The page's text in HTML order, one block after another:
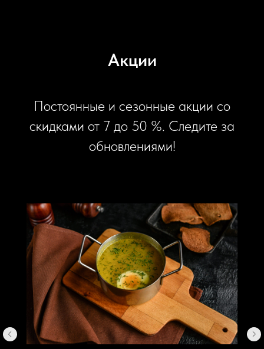
Акции
Постоянные и сезонные акции со
скидками от 7 до 50 %. Следите за
обновлениями!